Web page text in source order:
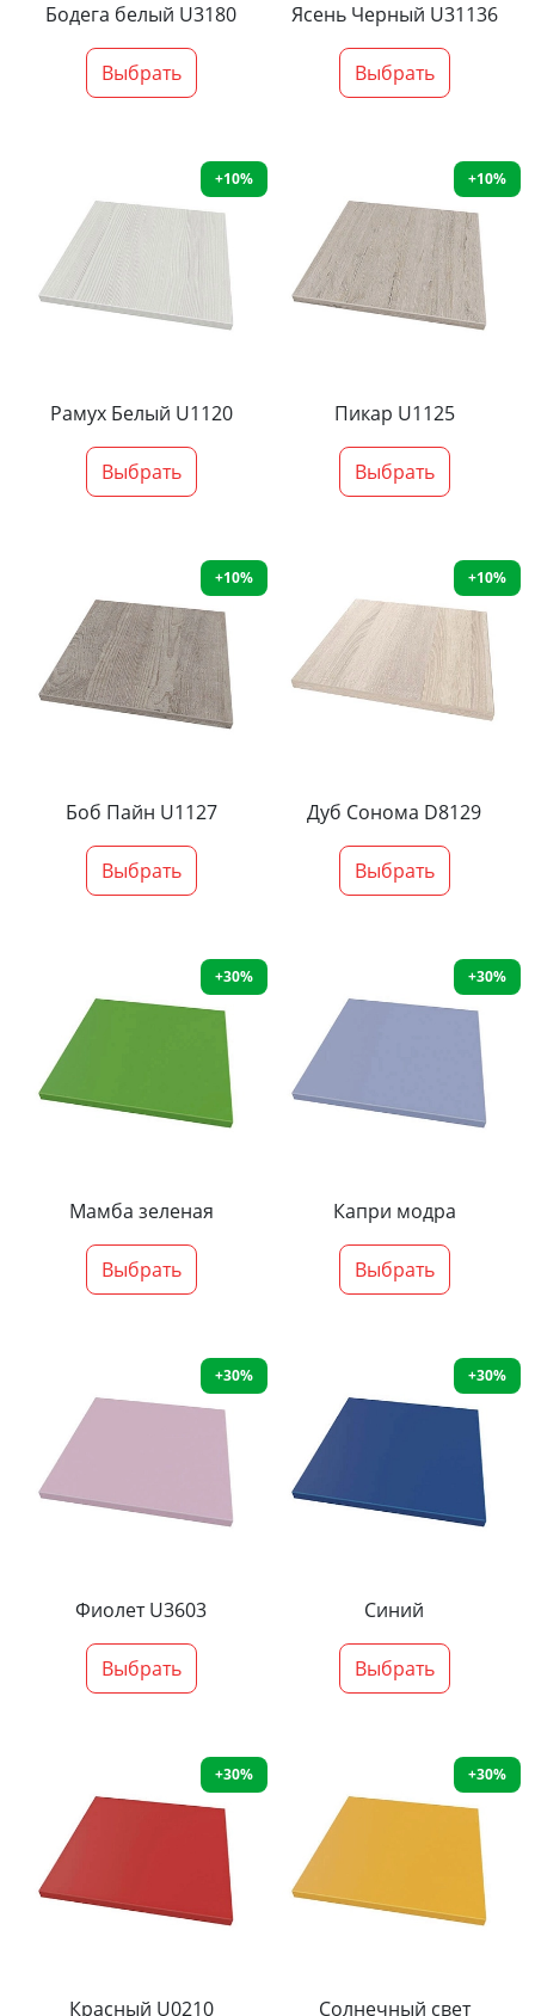
Бодега белый U3180
Выбрать
Ясень Черный U31136
Выбрать
+10%
Рамух Белый U1120
Выбрать
+10%
Пикар U1125
Выбрать
+10%
Боб Пайн U1127
Выбрать
+10%
Дуб Сонома D8129
Выбрать
+30%
Мамба зеленая
Выбрать
+30%
Капри модра
Выбрать
+30%
Фиолет U3603
Выбрать
+30%
Синий
Выбрать
+30%
Красный U0210
+30%
Солнечный свет